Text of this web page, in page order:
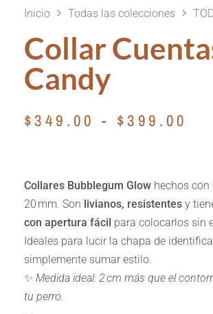
Inicio Todas las colecciones
Collar
Candy
$349.00 - $399.00
Collares Bubblegum Glow hechos con
20 mm. Son livianos, resistentes y
con apertura fácil para colocarlos sin
Ideales para lucir la chapa de
simplemente sumar estilo.
✨ Medida ideal: 2 cm más que el
tu perro.